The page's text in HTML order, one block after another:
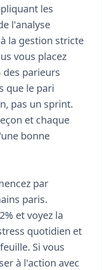
les
l'analyse
la gestion stricte
vous placez
des parieurs
que le pari
pas un sprint.
et chaque
bonne
par
paris.
et voyez la
quotidien et
Si vous
à l'action avec